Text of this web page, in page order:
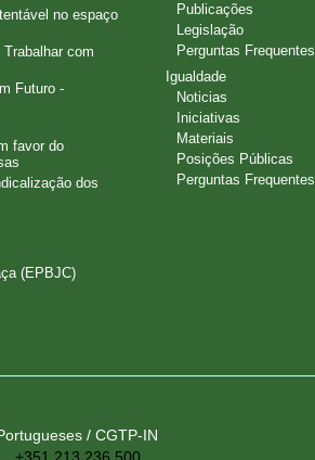
no espaço
com
Futuro -
favor do
dos
(EPBJC)
Publicações
Legislação
Perguntas Frequentes
Igualdade
Noticias
Iniciativas
Materiais
Posições Públicas
Perguntas Frequentes
/ CGTP-IN
+351 213 236 500